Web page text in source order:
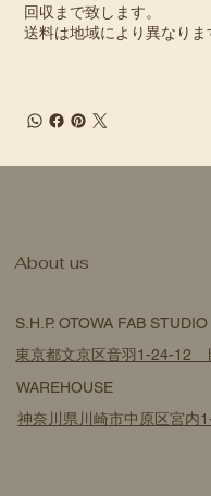
回収まで致します。
送料は地域により異なりま
S.H.P. OTOWA FAB STUDIO
東京都文京区音羽1-24-12
WAREHOUSE
神奈川県川崎市中原区宮内
​About us